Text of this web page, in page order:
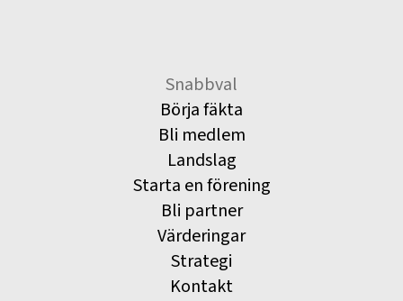
Snabbval
Börja fäkta
Bli medlem
Landslag
Starta en förening
Bli partner
Värderingar
Strategi
Kontakt